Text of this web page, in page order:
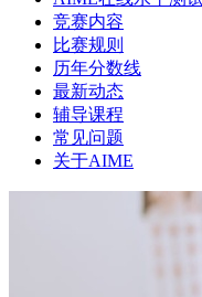
竞赛内容
比赛规则
历年分数线
最新动态
辅导课程
常见问题
关于AIME